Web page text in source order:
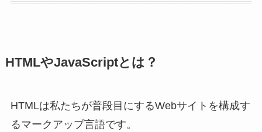
HTMLやJavaScriptとは？
HTMLは私たちが普段目にするWebサイトを構成す
るマークアップ言語です。